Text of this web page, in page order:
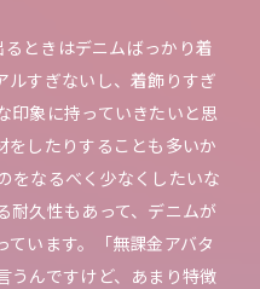
ときはデニムばっかり着
ルすぎないし、着飾りすぎ
印象に持っていきたいと思
をしたりすることも多いか
をなるべく少なくしたいな
耐久性もあって、デニムが
います。「無課金アバタ
うんですけど、あまり特徴